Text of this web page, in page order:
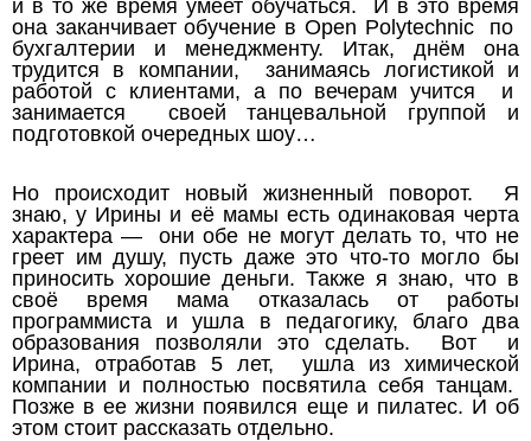
и в то же время умеет обучаться. И в это время
она заканчивает обучение в Open Polytechnic по
бухгалтерии и менеджменту. Итак, днём она
трудится в компании, занимаясь логистикой и
работой с клиентами, а по вечерам учится и
занимается своей танцевальной группой и
подготовкой очередных шоу…
Но происходит новый жизненный поворот. Я
знаю, у Ирины и её мамы есть одинаковая черта
характера — они обе не могут делать то, что не
греет им душу, пусть даже это что-то могло бы
приносить хорошие деньги. Также я знаю, что в
своё время мама отказалась от работы
программиста и ушла в педагогику, благо два
образования позволяли это сделать. Вот и
Ирина, отработав 5 лет, ушла из химической
компании и полностью посвятила себя танцам.
Позже в ее жизни появился еще и пилатес. И об
этом стоит рассказать отдельно.